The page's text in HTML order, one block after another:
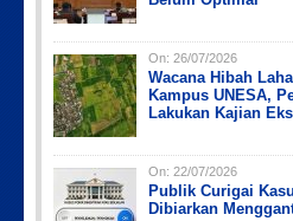
On: 26/07/2026
Wacana Hibah
Kampus UNESA,
Lakukan Kajian
On: 22/07/2026
Publik Curigai
Dibiarkan